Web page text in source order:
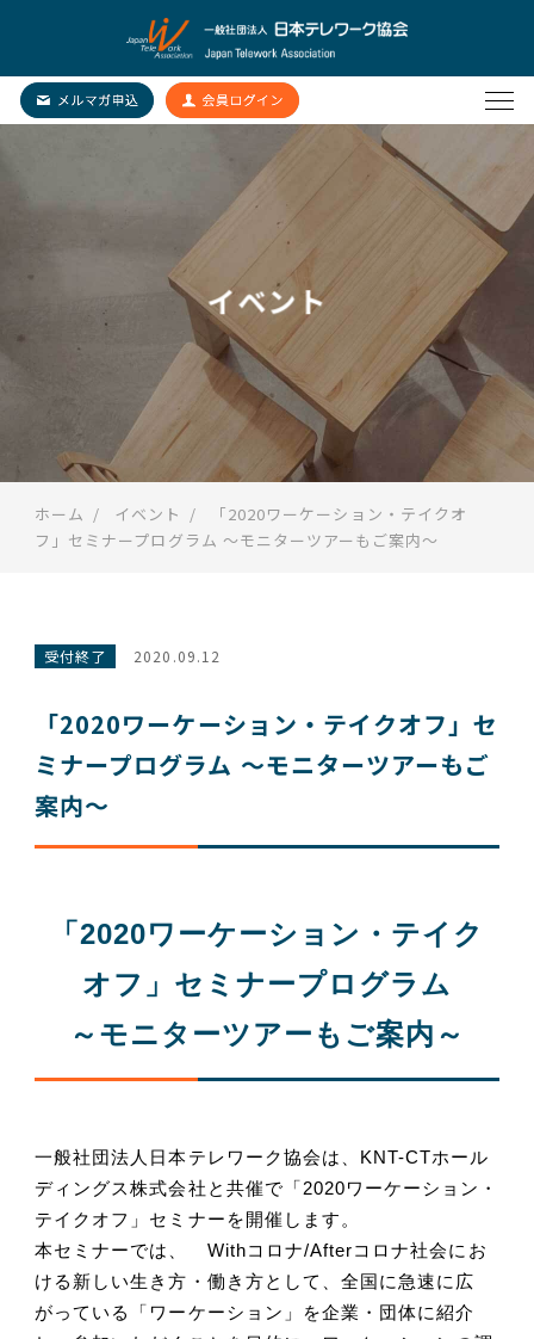
イベント
ホーム イベント
「2020ワーケーション・テイクオ
フ」セミナープログラム ～モニターツアーもご案内～
受付終了 2020.09.12
「2020ワーケーション・テイクオフ」セ
ミナープログラム ～モニターツアーもご
案内～
「2020ワーケーション・テイク
オフ」セミナープログラム
～モニターツアーもご案内～
一般社団法人日本テレワーク協会は、KNT-CTホール
ディングス株式会社と共催で「2020ワーケーション・
テイクオフ」セミナーを開催します。
本セミナーでは、 Withコロナ/Afterコロナ社会にお
ける新しい生き方・働き方として、全国に急速に広
がっている「ワーケーション」を企業・団体に紹介